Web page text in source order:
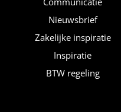
Nieuwsbrief
Zakelijke inspiratie
Inspiratie
BTW regeling